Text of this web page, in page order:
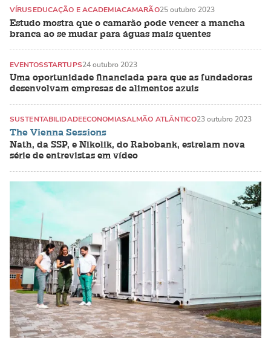
Estudo mostra que o camarão pode vencer a mancha
branca ao se mudar para águas mais quentes
VÍRUSEDUCAÇÃO E ACADEMIACAMARÃO25 outubro 2023
Uma oportunidade financiada para que as fundadoras
desenvolvam empresas de alimentos azuis
EVENTOSSTARTUPS24 outubro 2023
The Vienna Sessions
Nath, da SSP, e Nikolik, do Rabobank, estrelam nova
série de entrevistas em vídeo
SUSTENTABILIDADEECONOMIASALMÃO ATLÂNTICO23 outubro 2023